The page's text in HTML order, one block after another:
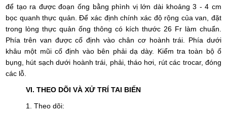
để tạo ra được đoạn ống bằng phình vị lớn dài khoảng 3 - 4 cm
bọc quanh thực quản. Để xác định chính xác độ rộng của van, đặt
trong lòng thực quản ống thông có kích thước 26 Fr làm chuẩn.
Phía trên van được cố định vào chân cơ hoành trái. Phía dưới
khâu một mũi cố định vào bên phải dạ dày. Kiểm tra toàn bộ ổ
bụng, hút sạch dưới hoành trái, phải, tháo hơi, rút các trocar, đóng
các lỗ.
VI. THEO DÕI VÀ XỬ TRÍ TAI BIẾN
1. Theo dõi: